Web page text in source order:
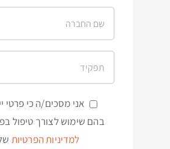
אני מסכים/ה כי פרטי
בהם שימוש לצורך טיפול
למדיניות הפרטיות